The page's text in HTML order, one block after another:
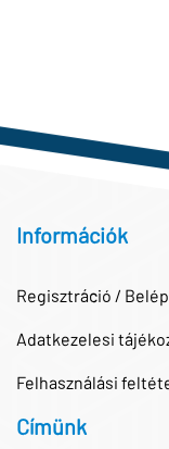
Információk
Regisztráció /
Adatkezelesi
Felhasználási
Címünk